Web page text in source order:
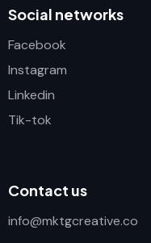
Social networks
Facebook
Instagram
Linkedin
Tik-tok
Contact us
info@mktgcreative.co